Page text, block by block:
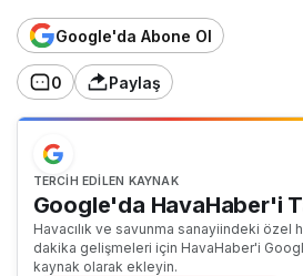
Google'da Abone Ol
0 Paylaş
TERCIH EDILEN KAYNAK
Google'da HavaHaber'i
Havacılık ve savunma sanayiindeki özel
dakika gelişmeleri için HavaHaber'i
kaynak olarak ekleyin.